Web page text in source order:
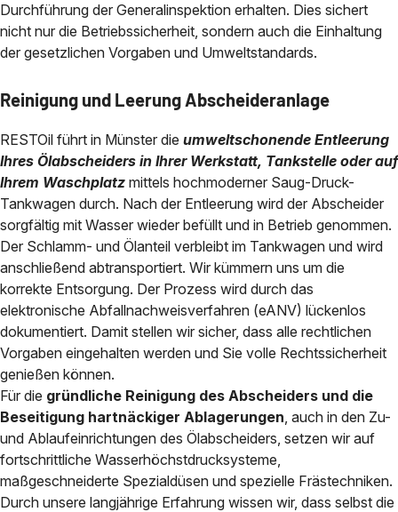
Durchführung der Generalinspektion erhalten. Dies sichert
nicht nur die Betriebssicherheit, sondern auch die Einhaltung
der gesetzlichen Vorgaben und Umweltstandards.
Reinigung und Leerung Abscheideranlage
RESTOil führt in Münster die umweltschonende Entleerung
Ihres Ölabscheiders in Ihrer Werkstatt, Tankstelle oder auf
Ihrem Waschplatz mittels hochmoderner Saug-Druck-
Tankwagen durch. Nach der Entleerung wird der Abscheider
sorgfältig mit Wasser wieder befüllt und in Betrieb genommen.
Der Schlamm- und Ölanteil verbleibt im Tankwagen und wird
anschließend abtransportiert. Wir kümmern uns um die
korrekte Entsorgung. Der Prozess wird durch das
elektronische Abfallnachweisverfahren (eANV) lückenlos
dokumentiert. Damit stellen wir sicher, dass alle rechtlichen
Vorgaben eingehalten werden und Sie volle Rechtssicherheit
genießen können.
Für die gründliche Reinigung des Abscheiders und die
Beseitigung hartnäckiger Ablagerungen , auch in den Zu-
und Ablaufeinrichtungen des Ölabscheiders, setzen wir auf
fortschrittliche Wasserhöchstdrucksysteme,
maßgeschneiderte Spezialdüsen und spezielle Frästechniken.
Durch unsere langjährige Erfahrung wissen wir, dass selbst die